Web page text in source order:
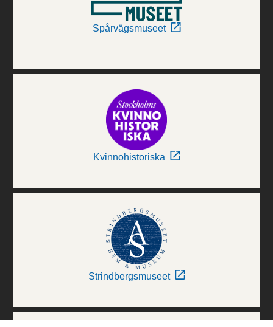
Spårvägsmuseet
Kvinnohistoriska
Strindbergsmuseet